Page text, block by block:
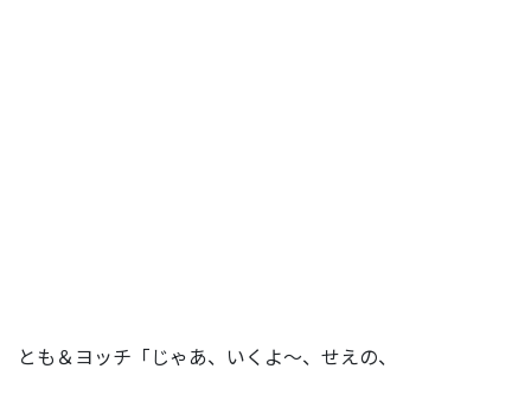
とも＆ヨッチ「じゃあ、いくよ～、せえの、